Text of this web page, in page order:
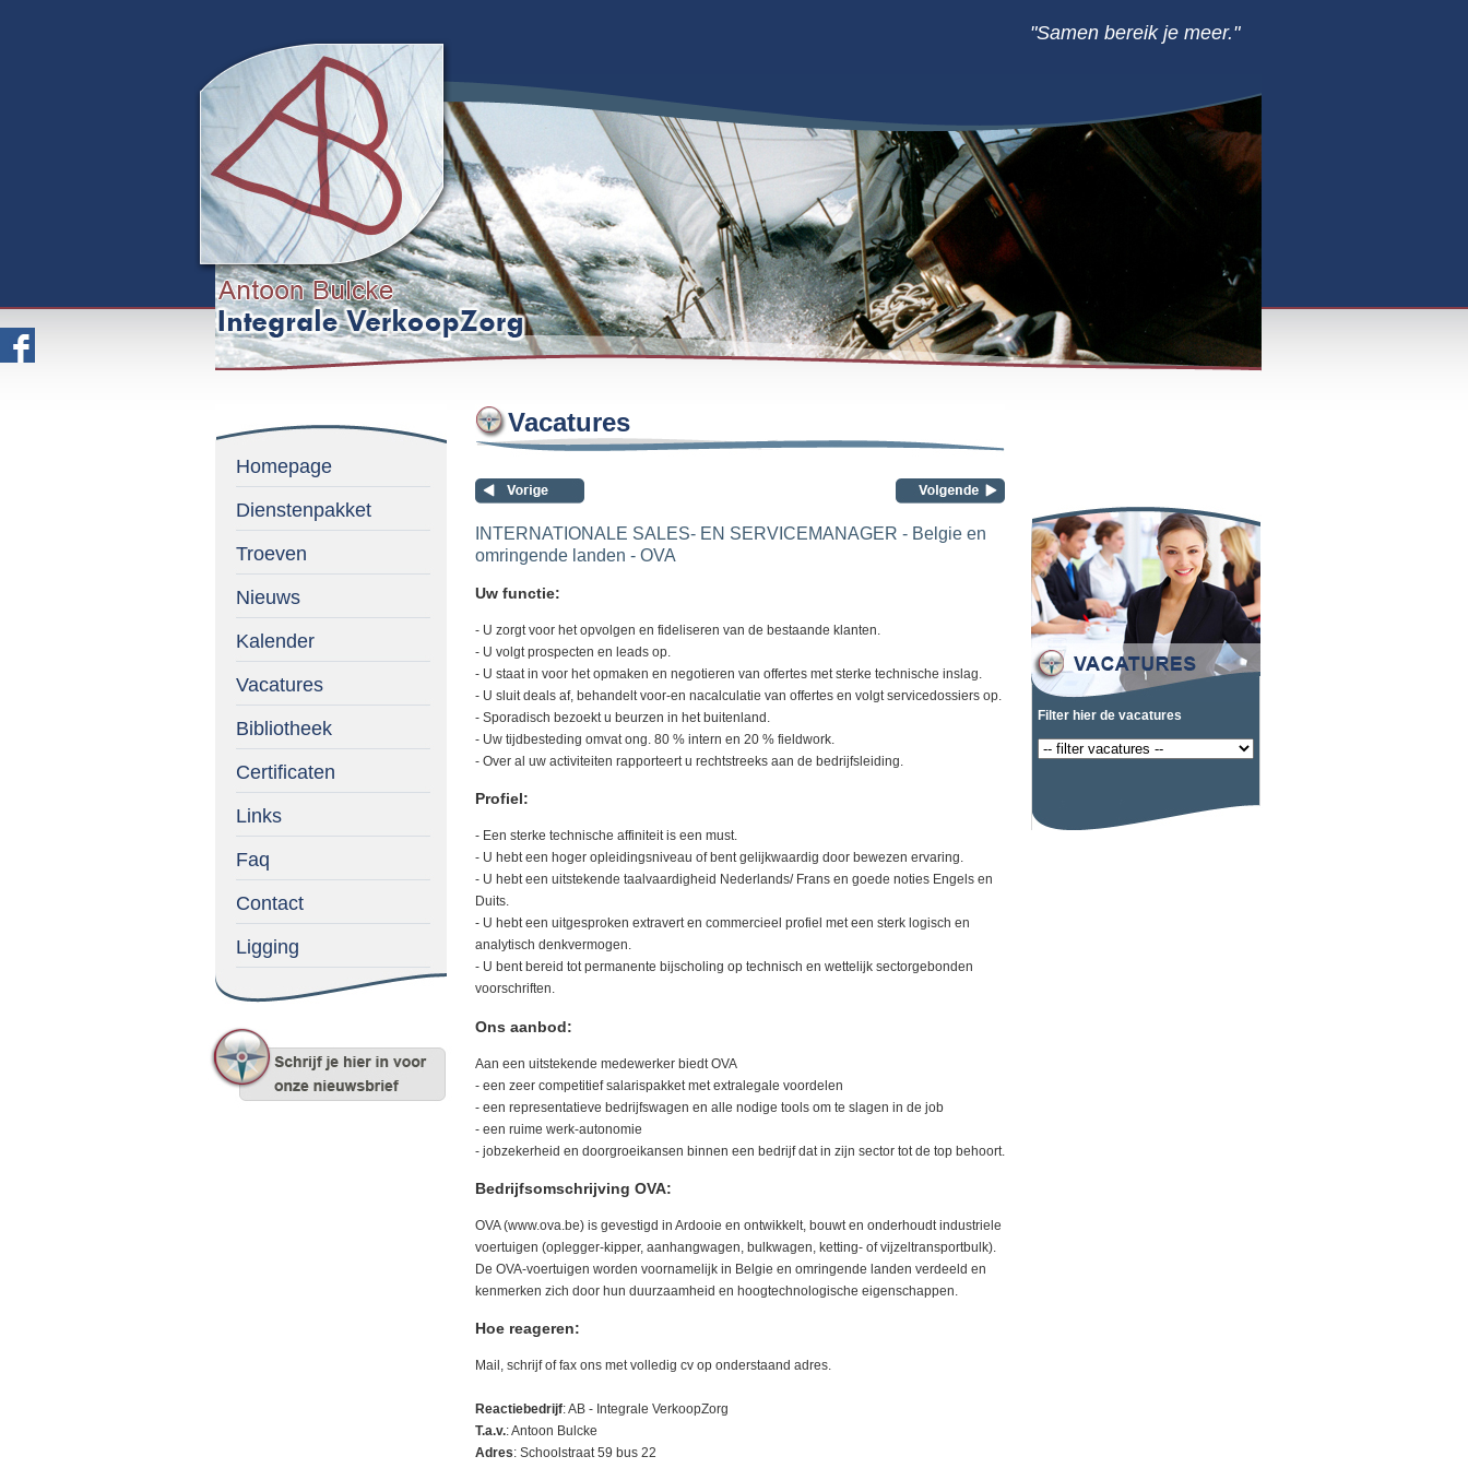
"Samen bereik je meer."
Homepage
Dienstenpakket
Troeven
Nieuws
Kalender
Vacatures
Bibliotheek
Certificaten
Links
Faq
Contact
Ligging
Vacatures
INTERNATIONALE SALES- EN SERVICEMANAGER - Belgie en
omringende landen - OVA
Uw functie:
- U zorgt voor het opvolgen en fideliseren van de bestaande klanten.
- U volgt prospecten en leads op.
- U staat in voor het opmaken en negotieren van offertes met sterke technische inslag.
- U sluit deals af, behandelt voor-en nacalculatie van offertes en volgt servicedossiers op.
- Sporadisch bezoekt u beurzen in het buitenland.
- Uw tijdbesteding omvat ong. 80 % intern en 20 % fieldwork.
- Over al uw activiteiten rapporteert u rechtstreeks aan de bedrijfsleiding.
Profiel:
- Een sterke technische affiniteit is een must.
- U hebt een hoger opleidingsniveau of bent gelijkwaardig door bewezen ervaring.
- U hebt een uitstekende taalvaardigheid Nederlands/ Frans en goede noties Engels en
Duits.
- U hebt een uitgesproken extravert en commercieel profiel met een sterk logisch en
analytisch denkvermogen.
- U bent bereid tot permanente bijscholing op technisch en wettelijk sectorgebonden
voorschriften.
Ons aanbod:
Aan een uitstekende medewerker biedt OVA
- een zeer competitief salarispakket met extralegale voordelen
- een representatieve bedrijfswagen en alle nodige tools om te slagen in de job
- een ruime werk-autonomie
- jobzekerheid en doorgroeikansen binnen een bedrijf dat in zijn sector tot de top behoort.
Bedrijfsomschrijving OVA:
OVA (www.ova.be) is gevestigd in Ardooie en ontwikkelt, bouwt en onderhoudt industriele
voertuigen (oplegger-kipper, aanhangwagen, bulkwagen, ketting- of vijzeltransportbulk).
De OVA-voertuigen worden voornamelijk in Belgie en omringende landen verdeeld en
kenmerken zich door hun duurzaamheid en hoogtechnologische eigenschappen.
Hoe reageren:
Mail, schrijf of fax ons met volledig cv op onderstaand adres.
Reactiebedrijf: AB - Integrale VerkoopZorg
T.a.v.: Antoon Bulcke
Adres: Schoolstraat 59 bus 22
Filter hier de vacatures